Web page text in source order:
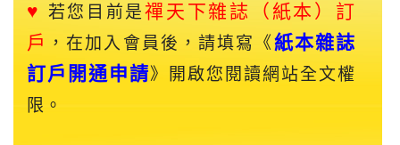
♥ 若您目前是禪天下雜誌（紙本）訂
戶 ，在加入會員後，請填寫《紙本雜誌
訂戶開通申請》開啟您閱讀網站全文權
限。